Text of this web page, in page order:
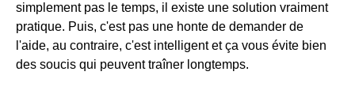
simplement pas le temps, il existe une solution vraiment
pratique. Puis, c'est pas une honte de demander de
l'aide, au contraire, c'est intelligent et ça vous évite bien
des soucis qui peuvent traîner longtemps.